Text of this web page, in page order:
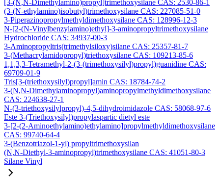
[3-(N,N-Dimethylamino)propyl]trimethoxysilane CAS: 2530-86-1
(3-(N-ethylamino)isobutyl)trimethoxysilane CAS: 227085-51-0
3-Piperazinopropylmethyldimethoxysilane CAS: 128996-12-3
N-[2-(N-Vinylbenzylamino)ethyl]-3-aminopropyltrimethoxysilane
Hydrochloride CAS: 34937-00-3
3-Aminopropyltris(trimethylsiloxy)silane CAS: 25357-81-7
3-(Methacrylamidopropyl)triethoxysilane CAS: 109213-85-6
1,1,3,3-Tetramethyl-2-(3-(trimethoxysilyl)propyl)guanidine CAS:
69709-01-9
Tris[3-(triethoxysilyl)propyl]amin CAS: 18784-74-2
3-(N,N-Dimethylaminopropyl)aminopropylmethyldimethoxysilane
CAS: 224638-27-1
N-(3-triethoxysilylpropyl)-4,5-dihydroimidazole CAS: 58068-97-6
Este 3-(Triethoxysilyl)propylaspartic dietyl este
3-[2-(2-Aminoethylamino)ethylamino]propylmethyldimethoxysilane
CAS: 99740-64-4
3-(Benzotriazol-1-yl) propyltrimethoxysilan
(N,N-Diethyl-3-aminopropyl)trimethoxysilane CAS: 41051-80-3
Silane Vinyl